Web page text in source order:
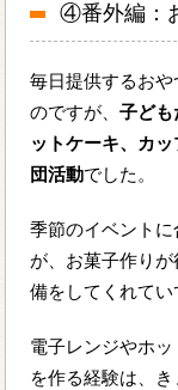
④番外編：
毎日提供するお
のですが、子ども
ットケーキ、カ
団活動でした。
季節のイベント
が、お菓子作り
備をしてくれてい
電子レンジやホ
を作る経験は、